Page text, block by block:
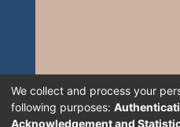
We collect and process your
following purposes:
Acknowledgement and